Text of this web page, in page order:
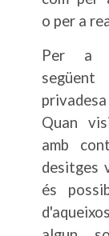
o per a
Per a
privadesa
Quan
amb
desitges
és